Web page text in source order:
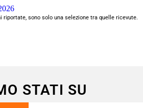
riportate, sono solo una selezione tra quelle ricevute.
STATI SU